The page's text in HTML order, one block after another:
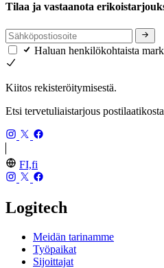
Tilaa ja vastaanota
Haluan henkilökohtaista
Kiitos rekisteröitymisestä.
Etsi tervetuliaistarjous
FI,fi
Logitech
Meidän tarinamme
Työpaikat
Sijoittajat